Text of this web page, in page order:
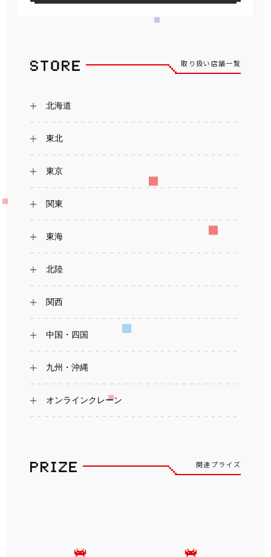
取り扱い店舗一覧
北海道
東北
東京
関東
東海
北陸
関西
中国・四国
九州・沖縄
オンラインクレーン
関連プライズ